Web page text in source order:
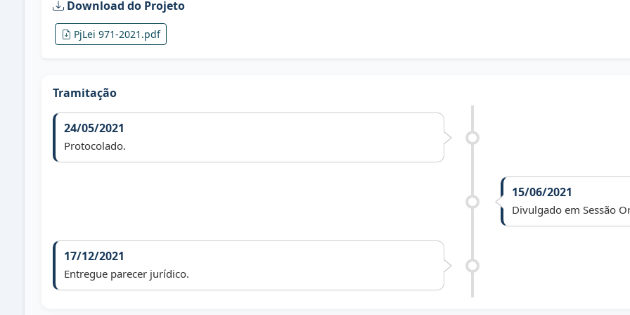
Download do Projeto
PjLei 971-2021.pdf
Tramitação
24/05/2021
Protocolado.
15/06/2021
Divulgado em Sessão
17/12/2021
Entregue parecer jurídico.